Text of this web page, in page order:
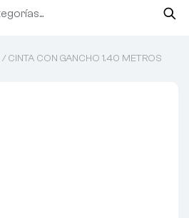
/ CINTA CON GANCHO 1.40 METROS